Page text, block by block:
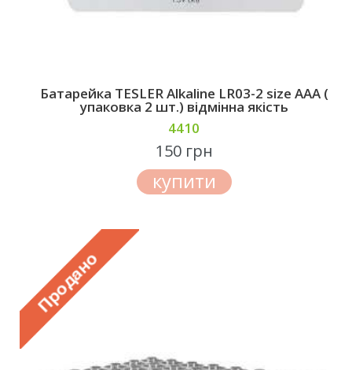
Батарейкa TESLER Alkaline LR03-2 size AAA (
упаковка 2 шт.) відмінна якість
4410
150 грн
купити